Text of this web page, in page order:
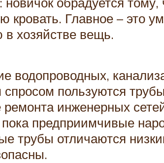
кровать. Главное – это
хозяйстве вещь.
водопроводных,
пользуются
инженерных
предприимчивые
трубы отличаются